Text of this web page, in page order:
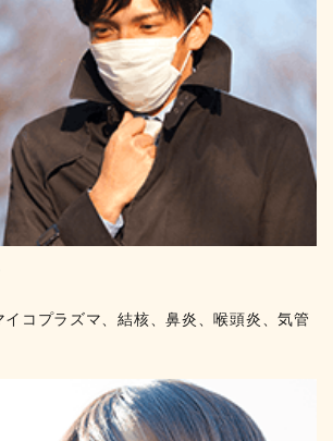
コプラズマ、結核、鼻炎、喉頭炎、気管